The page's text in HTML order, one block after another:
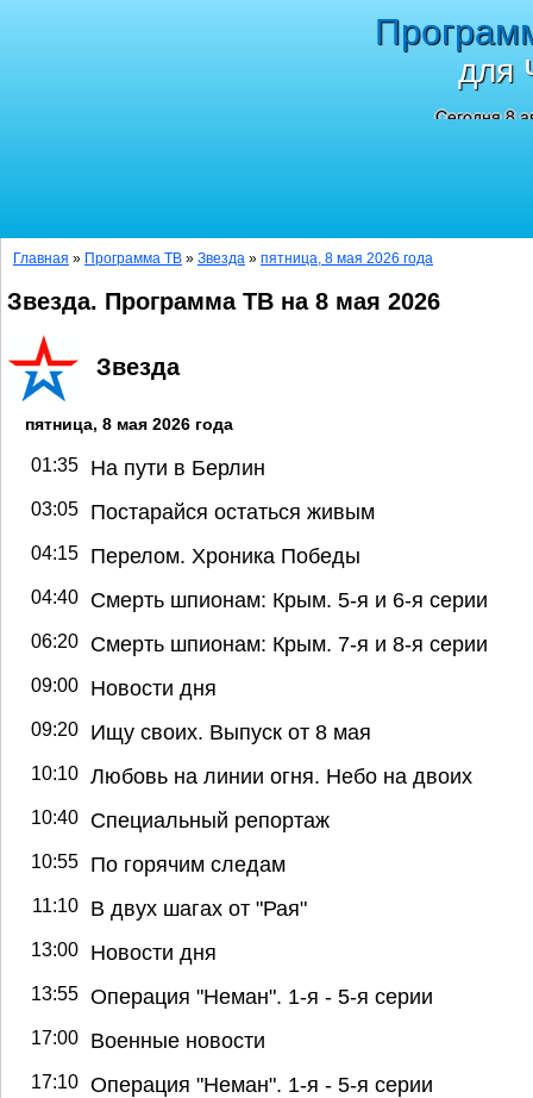
для
Сегодня 8
Главная » Программа ТВ » Звезда » пятница, 8 мая 2026 года
Звезда. Программа ТВ на 8 мая 2026
Звезда
пятница, 8 мая 2026 года
01:35 На пути в Берлин
03:05 Постарайся остаться живым
04:15 Перелом. Хроника Победы
04:40 Смерть шпионам: Крым. 5-я и 6-я серии
06:20 Смерть шпионам: Крым. 7-я и 8-я серии
09:00 Новости дня
09:20 Ищу своих. Выпуск от 8 мая
10:10 Любовь на линии огня. Небо на двоих
10:40 Специальный репортаж
10:55 По горячим следам
11:10 В двух шагах от "Рая"
13:00 Новости дня
13:55 Операция "Неман". 1-я - 5-я серии
17:00 Военные новости
17:10 Операция "Неман". 1-я - 5-я серии